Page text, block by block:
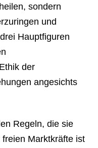
sondern
und
Hauptfiguren
der
angesichts
Regeln, die sie
Marktkräfte ist